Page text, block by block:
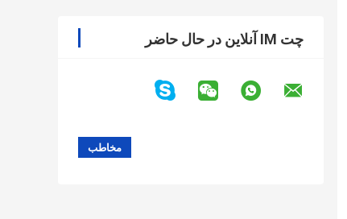
چت IM آنلاین در حال حاضر